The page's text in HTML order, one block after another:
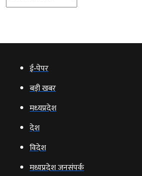
ई‑पेपर
बड़ी खबर
मध्‍यप्रदेश
देश
विदेश
मध्यप्रदेश जनसंपर्क